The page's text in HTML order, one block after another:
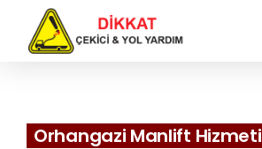
Orhangazi Manlift Hizmeti